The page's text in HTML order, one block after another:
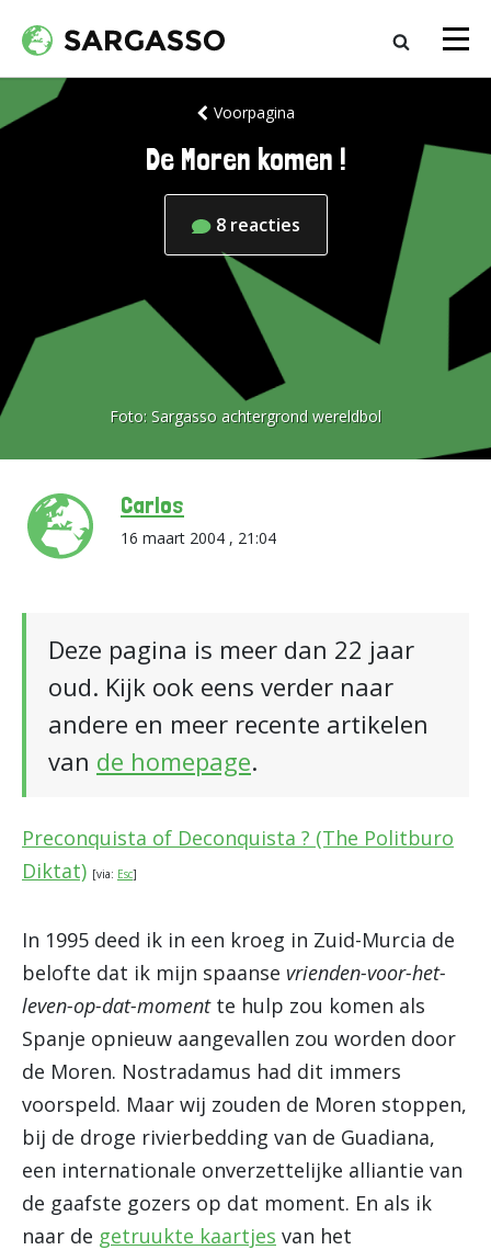
Voorpagina
De Moren komen !
8 reacties
Foto: Sargasso achtergrond wereldbol
Carlos
16 maart 2004 , 21:04
Deze pagina is meer dan 22 jaar
oud. Kijk ook eens verder naar
andere en meer recente artikelen
van de homepage.
Preconquista of Deconquista ? (The Politburo
Diktat) [via: Esc]
In 1995 deed ik in een kroeg in Zuid-Murcia de
belofte dat ik mijn spaanse vrienden-voor-het-
leven-op-dat-momentte hulp zou komen als
Spanje opnieuw aangevallen zou worden door
de Moren. Nostradamus had dit immers
voorspeld. Maar wij zouden de Moren stoppen,
bij de droge rivierbedding van de Guadiana,
een internationale onverzettelijke alliantie van
de gaafste gozers op dat moment. En als ik
naar de getruukte kaartjes van het